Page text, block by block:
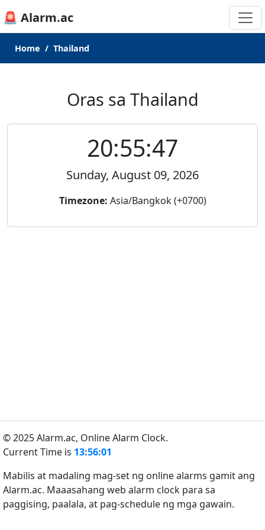
🚨 Alarm.ac
Home Thailand
Oras sa Thailand
20:55:47
Sunday, August 09, 2026
Timezone: Asia/Bangkok (+0700)
© 2025 Alarm.ac, Online Alarm Clock.
Current Time is 13:56:01
Mabilis at madaling mag-set ng online alarms gamit ang
Alarm.ac. Maaasahang web alarm clock para sa
paggising, paalala, at pag-schedule ng mga gawain.